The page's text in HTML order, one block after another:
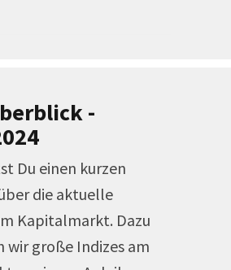
-
Du einen kurzen
die aktuelle
Kapitalmarkt. Dazu
wir große Indizes am